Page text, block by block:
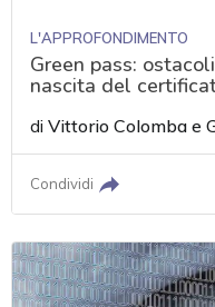
L'APPROFONDIMENTO
Green pass:
nascita del
diVittorio Colomba e
Condividi